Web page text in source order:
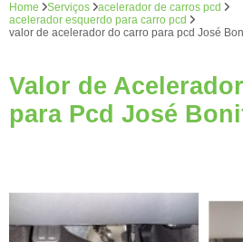
Home Serviços
acelerador de carros pcd
acelerador esquerdo para carro pcd
valor de acelerador do carro para pcd José
Valor de
para Pcd José